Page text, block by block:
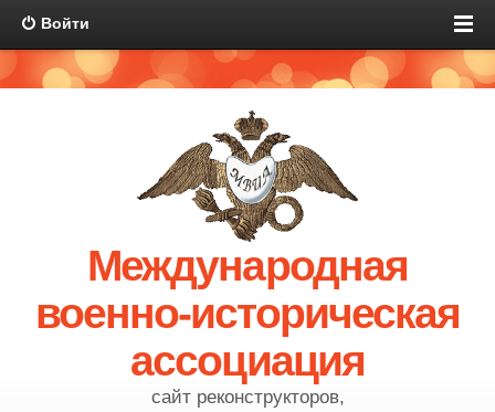
Войти
Международная
военно-историческая
ассоциация
сайт реконструкторов,